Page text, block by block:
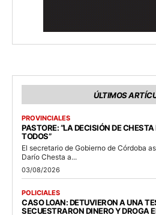
ÚLTIMOS
PROVINCIALES
PASTORE: “LA DECISIÓN DE
TODOS”
El secretario de Gobierno de Córdoba
Darío Chesta a...
03/08/2026
POLICIALES
CASO LOAN: DETUVIERON A UNA
SECUESTRARON DINERO Y DROGA